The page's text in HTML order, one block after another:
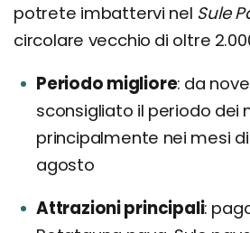
potrete imbattervi nel Sule
circolare vecchio di oltre
Periodo migliore da
sconsigliato il periodo dei
principalmente nei mesi
agosto
Attrazioni principali